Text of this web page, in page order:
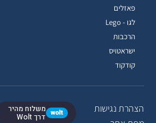
הצהרת נגישות
wolt משלוח מהיר
דרך Wolt
פאזלים
לגו - Lego
הרכבות
ישראטויס
קודקוד